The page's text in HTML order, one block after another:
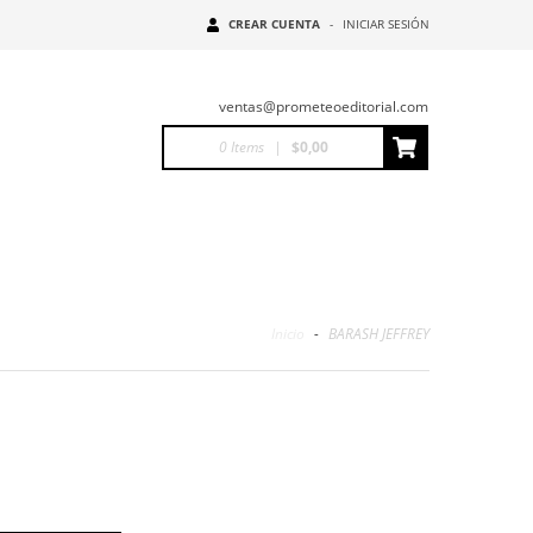
CREAR CUENTA - INICIAR SESIÓN
ventas@prometeoeditorial.com
0 Items | $0,00
- BARASH JEFFREY